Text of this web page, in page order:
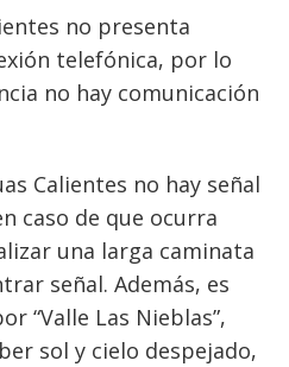
no presenta
telefónica, por lo
no hay comunicación
Calientes no hay señal
caso de que ocurra
una larga caminata
señal. Además, es
“Valle Las Nieblas”,
sol y cielo despejado,